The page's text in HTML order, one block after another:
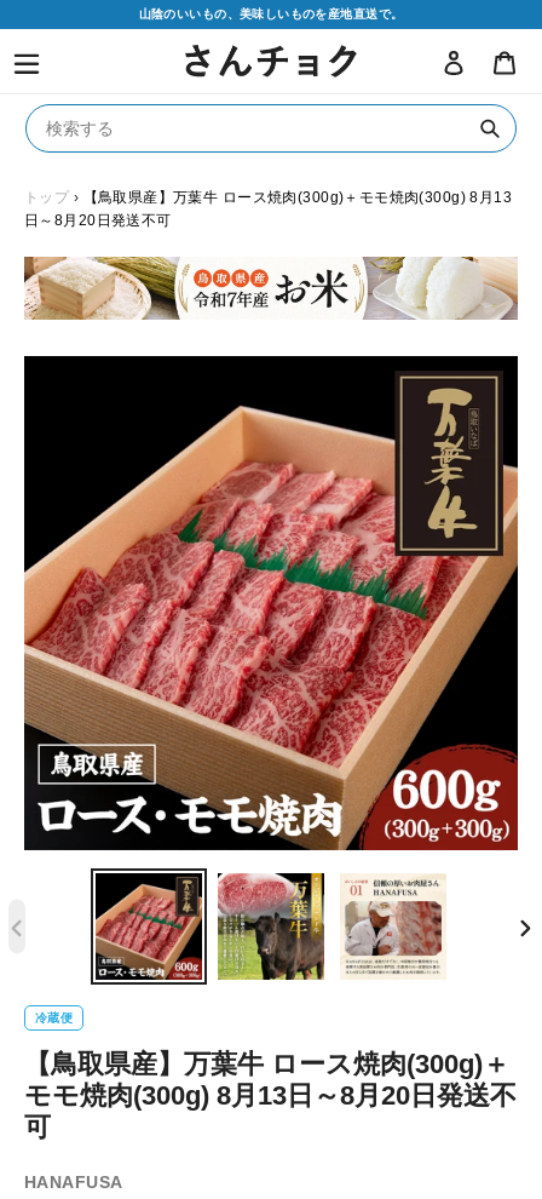
テ
山陰のいいもの、美味しいものを産地直送で。
ログイン
送
信
トップ ›
【鳥取県産】万葉牛 ロース焼肉(300g)＋モモ焼肉(300g) 8月13
日～8月20日発送不可
ス
冷蔵便
【鳥取県産】万葉牛 ロース焼肉(300g)＋
モモ焼肉(300g) 8月13日～8月20日発送不
可
販
HANAFUSA